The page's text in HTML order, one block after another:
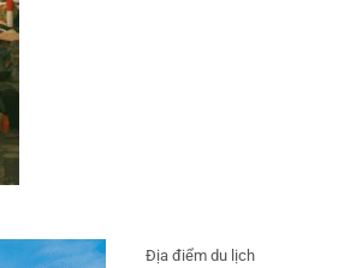
Địa điểm du lịch